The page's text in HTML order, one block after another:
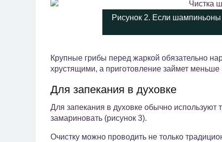
Рисунок 2. Если шампиньоны
Крупные грибы перед жаркой обязательно
хрустящими, а приготовление займет меньше
Для запекания в духовке
Для запекания в духовке обычно
замариновать (рисунок 3).
Очистку можно проводить не только